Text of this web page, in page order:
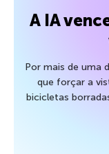
A IA
Por mais de uma
que forçar a
bicicletas